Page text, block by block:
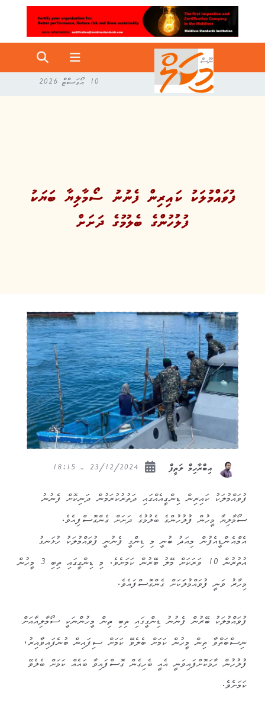
10 އޯގަސްޓް 2026
ފުވައްމުލަކު ކައިރިން ފެނުނު ސޯމާލިޔާ ބަޔަކު
ފުލުހުންގެ ބެލުމުގެ ދަށަށް
އިބްރާހިމް ލަތީފް
ފުވައްމުލަކު ކައިރިން ޑިންގީއެއްގައި ދަތުރުކުރަމުން ދަނިކޮށް ފެނުނު
ސޯމާލިޔާ މީހުން ފުލުހުންގެ ބެލުމުގެ ދަށަށް ގެންގޮސްފިއެވެ.
އެމްއެންޑީއެފުން މިއަދު ބުނީ މި ޑިންގީ ފެނުނީ ފުވައްމުލަކު ހުޅަނގު
އުތުރުން 10 ވަރަކަށް މޭލު ބޭރުން ކަމަށެވެ. މި ޑިންގީގައި ތިބި 3 މީހުން
މިހާރު ވަނީ ފުވައްމުލަަކަށް ގެންގޮސްފައެވެ.
ފުވައްމުލަކު ބޭރުން ފެނުނު ޑިންގީގައި ތިބި ތިން މީހުންނަކީ ސޯމާލިއާއަށް
ނިސްބަތްވާ ތިން މީހުން ކަމަށް ބެލެވޭ ކަމަށް ސިފައިން ބުނެފައިވާއިރު،
ފުލުހުން ހާމަކޮށްފައިވަނީ އެއީ ބެހިގެން ގޮސްފައިވާ ބައެއް ކަމަށް ބެލެވޭ
ކަމަށެވެ.